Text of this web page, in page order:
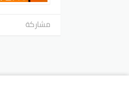
مشاركة